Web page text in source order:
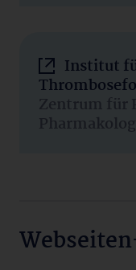
Institut
Zentrum für